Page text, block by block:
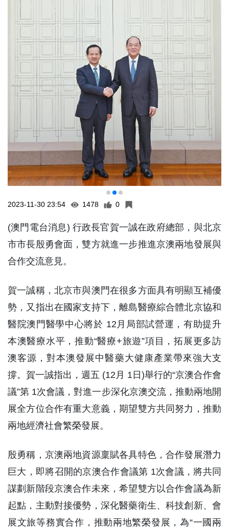
2023-11-30 23:54 1478 0
(澳門電台消息) 行政長官賀一誠在政府總部，與北京
市市長殷勇會面，雙方就進一步推進京澳兩地發展與
合作交流意見。
賀一誠稱，北京市與澳門在很多方面具有明顯互補優
勢，又指出在國家支持下，離島醫療綜合體北京協和
醫院澳門醫學中心將於 12月局部試營運，有助提升
本澳醫療水平，推動“醫療+旅遊”項目，拓展更多訪
澳客源，對本澳發展中醫藥大健康產業帶來強大支
撐。賀一誠指出，週五 (12月 1日)舉行的“京澳合作會
議”第 1次會議，對進一步深化京澳交流，推動兩地開
展全方位合作有重大意義，期望雙方共同努力，推動
兩地經濟社會繁榮發展。
殷勇稱，京澳兩地資源稟賦各具特色，合作發展潛力
巨大，即將召開的京澳合作會議第 1次會議，將共同
謀劃新階段京澳合作未來，希望雙方以合作會議為新
起點，主動對接優勢，深化醫藥衛生、科技創新、會
展文旅等務實合作，推動兩地繁榮發展，為“一國兩